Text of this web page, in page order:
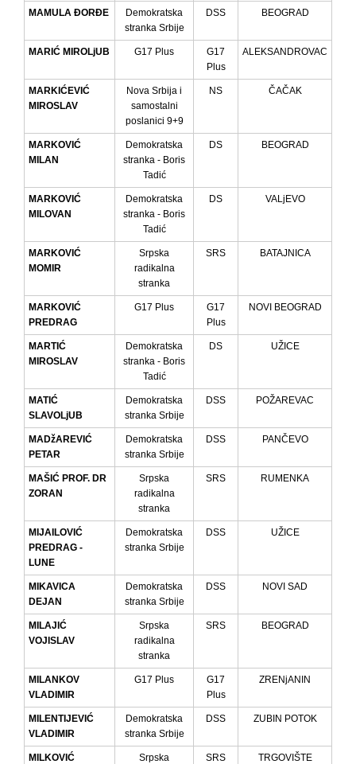
MAMULA ĐORĐE
Demokratska
stranka Srbije
DSS BEOGRAD
MARIĆ MIROLjUB G17 Plus
G17
Plus
ALEKSANDROVAC
MARKIĆEVIĆ
MIROSLAV
Nova Srbija i
samostalni
poslanici 9+9
NS ČAČAK
MARKOVIĆ
MILAN
Demokratska
stranka - Boris
Tadić
DS BEOGRAD
MARKOVIĆ
MILOVAN
Demokratska
stranka - Boris
Tadić
DS VALjEVO
MARKOVIĆ
MOMIR
Srpska
radikalna
stranka
SRS BATAJNICA
MARKOVIĆ
PREDRAG
G17 Plus
G17
Plus
NOVI BEOGRAD
MARTIĆ
MIROSLAV
Demokratska
stranka - Boris
Tadić
DS UŽICE
MATIĆ
SLAVOLjUB
Demokratska
stranka Srbije
DSS POŽAREVAC
MADžAREVIĆ
PETAR
Demokratska
stranka Srbije
DSS PANČEVO
MAŠIĆ PROF. DR
ZORAN
Srpska
radikalna
stranka
SRS RUMENKA
MIJAILOVIĆ
PREDRAG -
LUNE
Demokratska
stranka Srbije
DSS UŽICE
MIKAVICA
DEJAN
Demokratska
stranka Srbije
DSS NOVI SAD
MILAJIĆ
VOJISLAV
Srpska
radikalna
stranka
SRS BEOGRAD
MILANKOV
VLADIMIR
G17 Plus
G17
Plus
ZRENjANIN
MILENTIJEVIĆ
VLADIMIR
Demokratska
stranka Srbije
DSS ZUBIN POTOK
MILKOVIĆ
Srpska
SRS TRGOVIŠTE